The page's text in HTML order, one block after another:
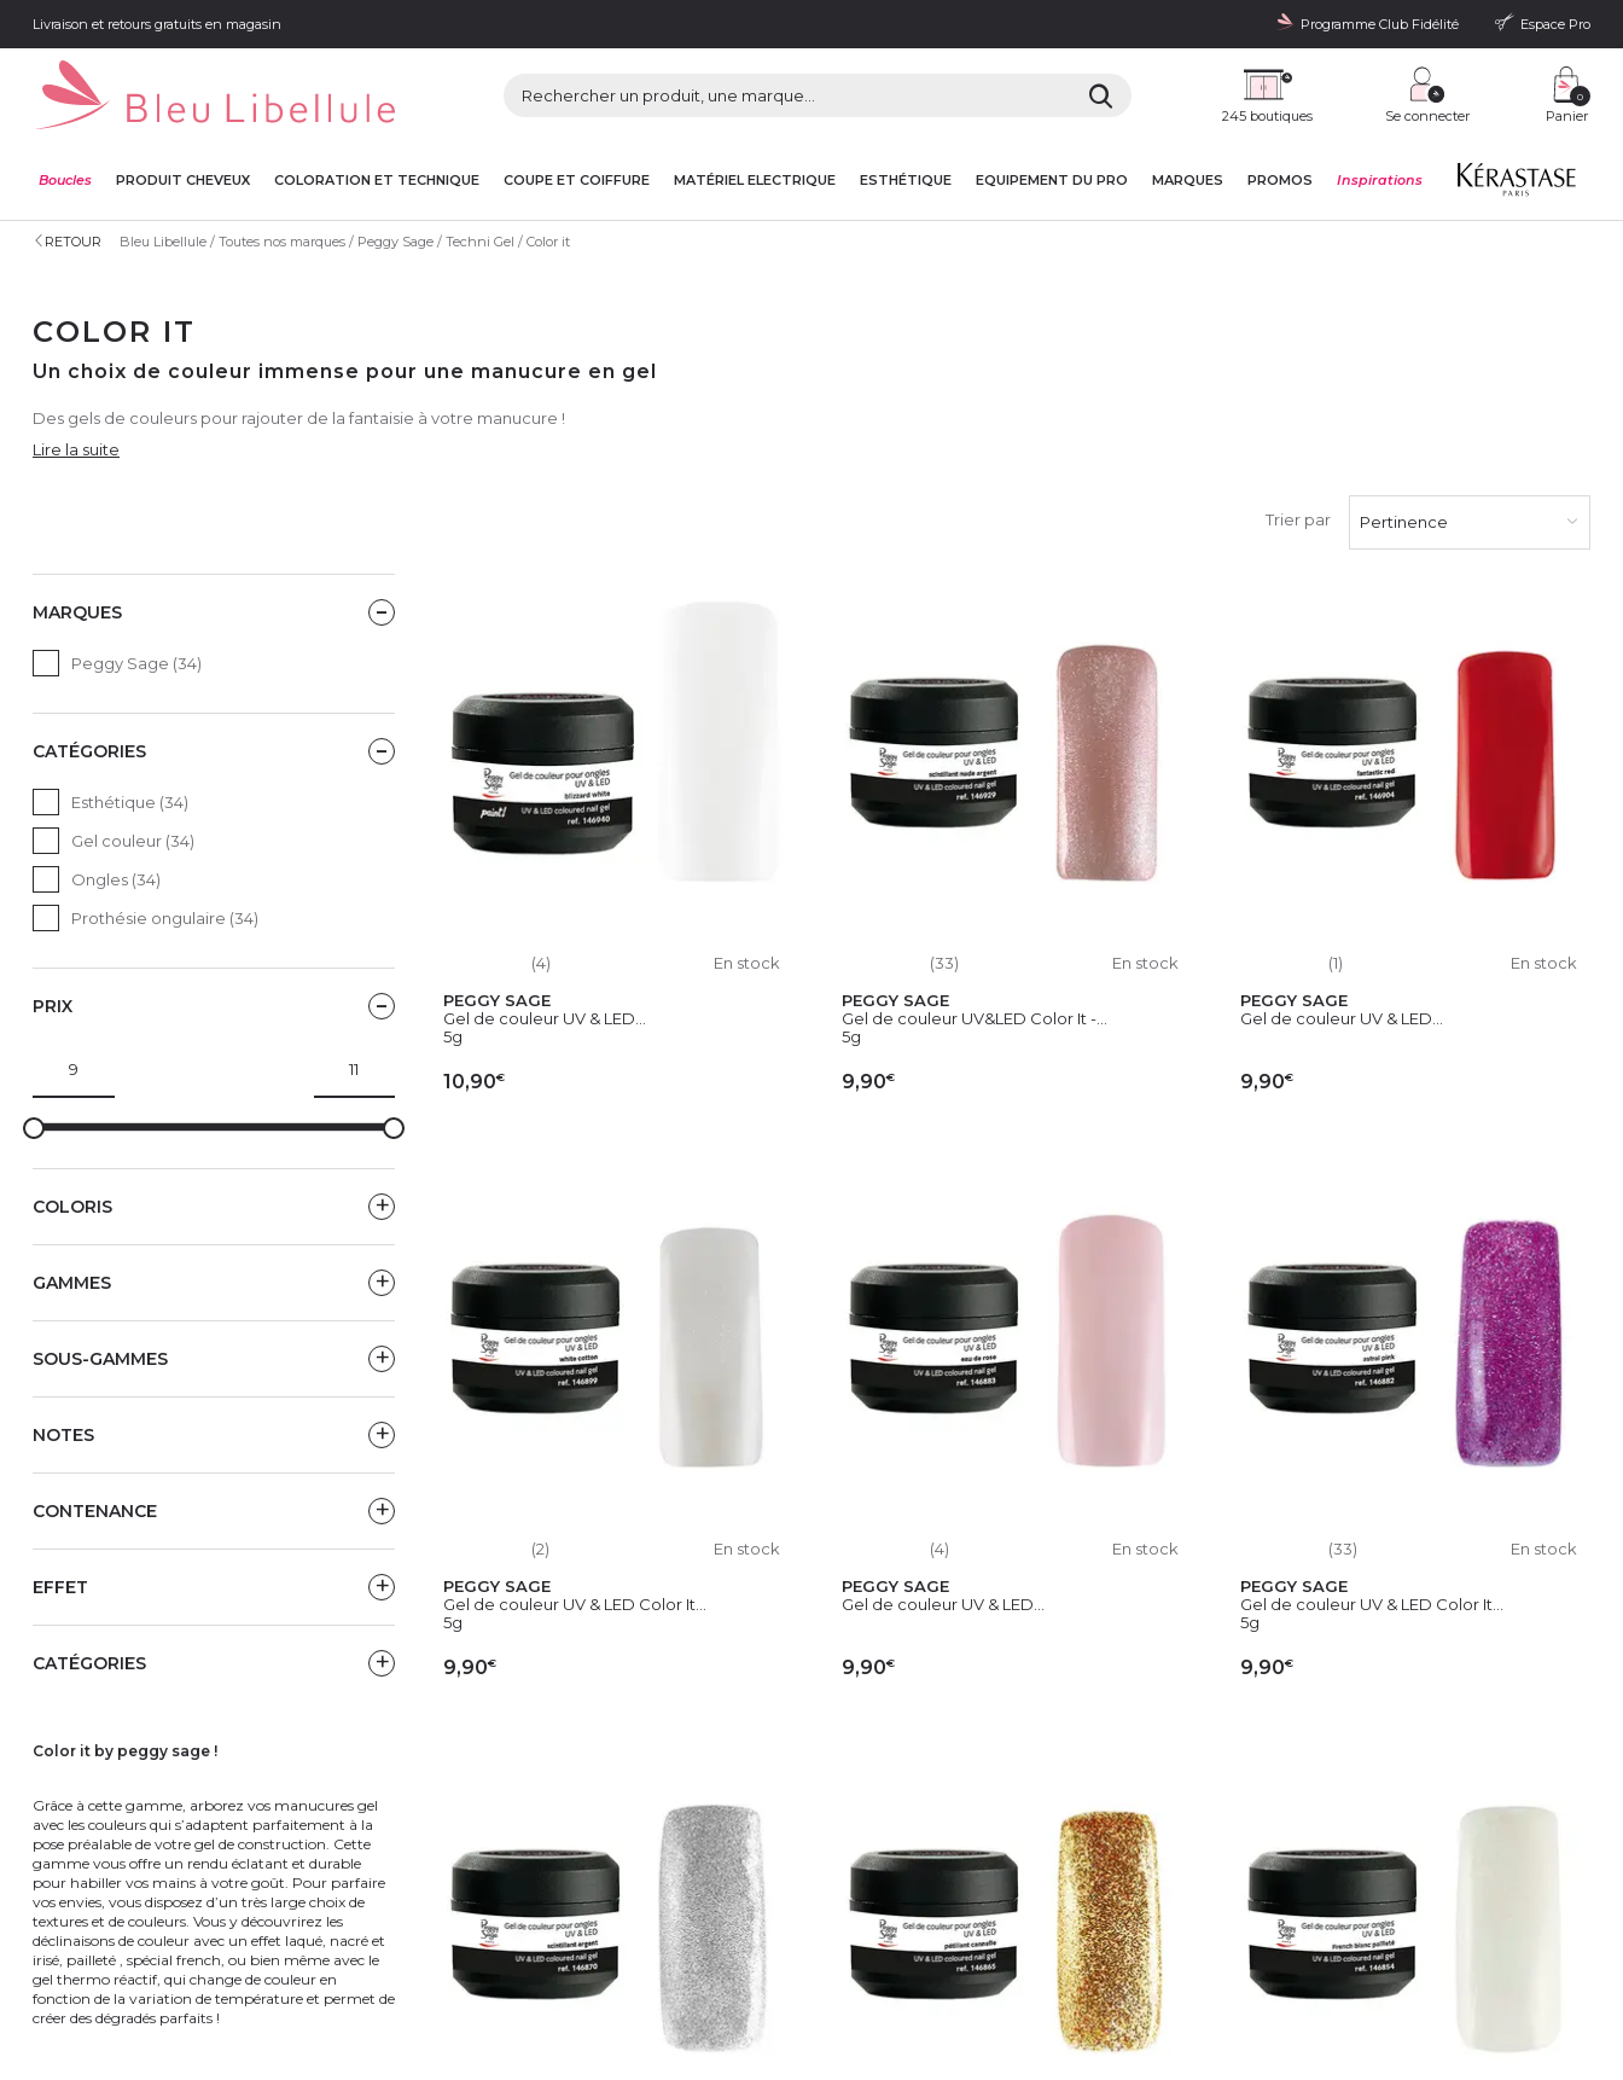
Livraison et retours gratuits en magasin Programme Club Fidélité Espace Pro
245 boutiques Se connecter Panier
0
Boucles PRODUIT CHEVEUX COLORATION ET TECHNIQUE COUPE ET COIFFURE MATÉRIEL ELECTRIQUE ESTHÉTIQUE EQUIPEMENT DU PRO MARQUES PROMOS Inspirations
RETOUR Bleu Libellule Toutes nos marques Peggy Sage Techni Gel Color it
COLOR IT
Un choix de couleur immense pour une manucure en gel
Des gels de couleurs pour rajouter de la fantaisie à votre manucure !
Lire la suite
Trier par Pertinence
(4)
En stock
PEGGY SAGE
Gel de couleur UV & LED...
5g
10,90€
(33)
En stock
PEGGY SAGE
Gel de couleur UV&LED Color It -...
5g
9,90€
(1)
En stock
PEGGY SAGE
Gel de couleur UV & LED...
9,90€
(2)
En stock
PEGGY SAGE
Gel de couleur UV & LED Color It...
5g
9,90€
(4)
En stock
PEGGY SAGE
Gel de couleur UV & LED...
9,90€
(33)
En stock
PEGGY SAGE
Gel de couleur UV & LED Color It...
5g
9,90€
MARQUES
Peggy Sage (34)
CATÉGORIES
Esthétique (34)
Gel couleur (34)
Ongles (34)
Prothésie ongulaire (34)
PRIX
COLORIS
GAMMES
SOUS-GAMMES
NOTES
CONTENANCE
EFFET
CATÉGORIES
color it by peggy sage !
Grâce à cette gamme, arborez vos manucures gel
avec les couleurs qui s’adaptent parfaitement à la
pose préalable de votre gel de construction. Cette
gamme vous offre un rendu éclatant et durable
pour habiller vos mains à votre goût. Pour parfaire
vos envies, vous disposez d’un très large choix de
textures et de couleurs. Vous y découvrirez les
déclinaisons de couleur avec un effet laqué, nacré et
irisé, pailleté , spécial french, ou bien même avec le
gel thermo réactif, qui change de couleur en
fonction de la variation de température et permet de
créer des dégradés parfaits !